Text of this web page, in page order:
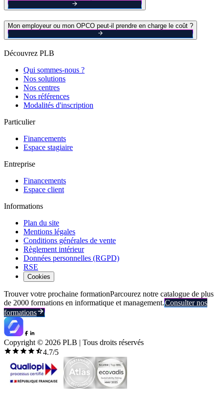
Mon employeur ou mon OPCO peut-il prendre en charge le coût ?
Découvrez PLB
Qui sommes-nous ?
Nos solutions
Nos centres
Nos références
Modalités d'inscription
Particulier
Financements
Espace stagiaire
Entreprise
Financements
Espace client
Informations
Plan du site
Mentions légales
Conditions générales de vente
Règlement intérieur
Données personnelles (RGPD)
RSE
Cookies
Trouver votre prochaine formationParcourez notre catalogue de plus
de 2000 formations en informatique et management.Consulter nos
formations
Copyright © 2026 PLB | Tous droits réservés
4.7/5